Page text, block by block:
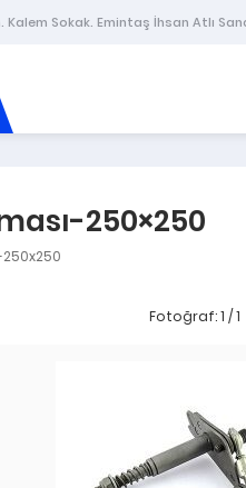
Sokak. Emintaş İhsan Atlı
250×250
Fotoğraf: 1 / 1